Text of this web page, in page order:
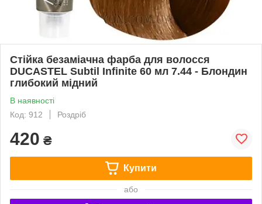
Стійка безаміачна фарба для волосся
DUCASTEL Subtil Infinite 60 мл 7.44 - Блондин
глибокий мідний
В наявності
Код: 912
Роздріб
420 ₴
Купити
або